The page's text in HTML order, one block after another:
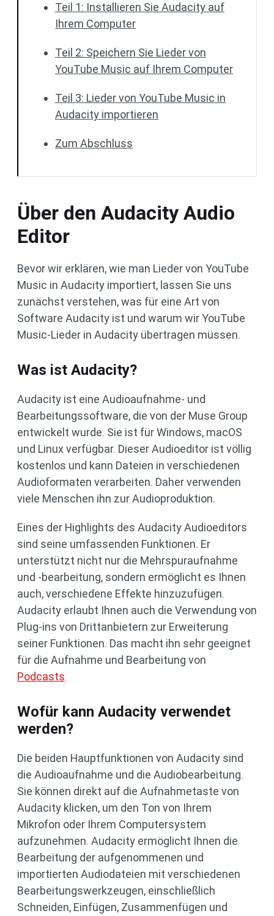
Teil 1: Installieren Sie Audacity auf
Ihrem Computer
Teil 2: Speichern Sie Lieder von
YouTube Music auf Ihrem Computer
Teil 3: Lieder von YouTube Music in
Audacity importieren
Zum Abschluss
Über den Audacity Audio
Editor
Bevor wir erklären, wie man Lieder von YouTube
Music in Audacity importiert, lassen Sie uns
zunächst verstehen, was für eine Art von
Software Audacity ist und warum wir YouTube
Music-Lieder in Audacity übertragen müssen.
Was ist Audacity?
Audacity ist eine Audioaufnahme- und
Bearbeitungssoftware, die von der Muse Group
entwickelt wurde. Sie ist für Windows, macOS
und Linux verfügbar. Dieser Audioeditor ist völlig
kostenlos und kann Dateien in verschiedenen
Audioformaten verarbeiten. Daher verwenden
viele Menschen ihn zur Audioproduktion.
Eines der Highlights des Audacity Audioeditors
sind seine umfassenden Funktionen. Er
unterstützt nicht nur die Mehrspuraufnahme
und -bearbeitung, sondern ermöglicht es Ihnen
auch, verschiedene Effekte hinzuzufügen.
Audacity erlaubt Ihnen auch die Verwendung von
Plug-ins von Drittanbietern zur Erweiterung
seiner Funktionen. Das macht ihn sehr geeignet
für die Aufnahme und Bearbeitung von
Podcasts.
Wofür kann Audacity verwendet
werden?
Die beiden Hauptfunktionen von Audacity sind
die Audioaufnahme und die Audiobearbeitung.
Sie können direkt auf die Aufnahmetaste von
Audacity klicken, um den Ton von Ihrem
Mikrofon oder Ihrem Computersystem
aufzunehmen. Audacity ermöglicht Ihnen die
Bearbeitung der aufgenommenen und
importierten Audiodateien mit verschiedenen
Bearbeitungswerkzeugen, einschließlich
Schneiden, Einfügen, Zusammenfügen und